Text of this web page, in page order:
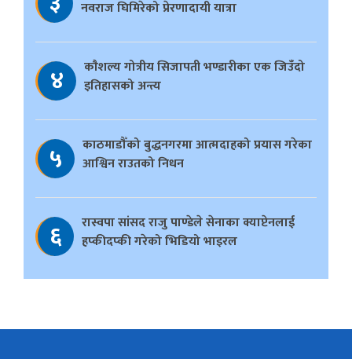
नवराज घिमिरेको प्रेरणादायी यात्रा
४
काैशल्य गोत्रीय सिजापती भण्डारीका एक जिउँदो
इतिहासको अन्त्य
५
काठमाडौँको बुद्धनगरमा आत्मदाहको प्रयास गरेका
आश्विन राउतको निधन
६
रास्वपा सांसद राजु पाण्डेले सेनाका क्याप्टेनलाई
हप्कीदप्की गरेको भिडियो भाइरल